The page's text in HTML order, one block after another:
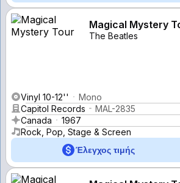
Magical Mystery
The Beatles
Vinyl 10-12''
Mono
Capitol Records
MAL-2835
Canada
1967
Rock, Pop, Stage & Screen
Έλεγχος τιμής